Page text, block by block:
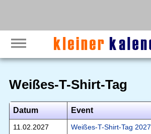
Weißes-T-Shirt-Tag
Datum Event
11.02.2027
Weißes-T-Shirt-Tag 2027